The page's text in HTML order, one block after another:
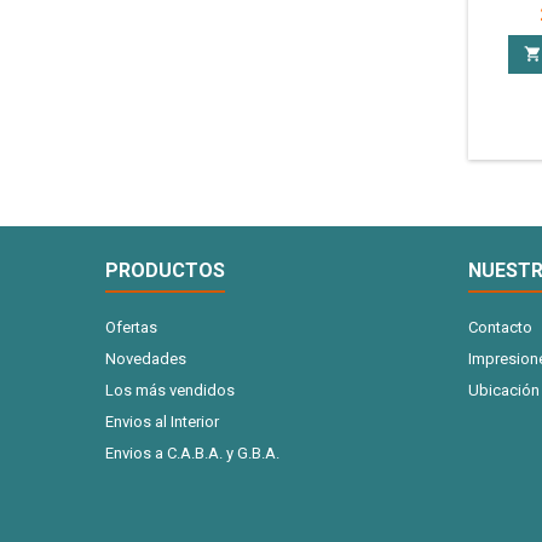
en

PRODUCTOS
Ofertas
Novedades
Los más vendidos
Envios al Interior
Envios a C.A.B.A. y G.B.A.
Contacto
Ubicación